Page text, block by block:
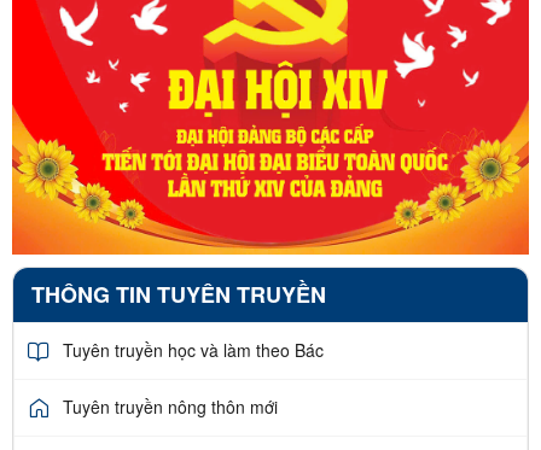
THÔNG TIN TUYÊN TRUYỀN
Tuyên truyền học và làm theo Bác
Tuyên truyền nông thôn mới